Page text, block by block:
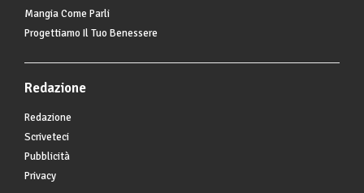
Mangia Come Parli
Progettiamo Il Tuo Benessere
Redazione
Redazione
Scriveteci
Pubblicità
Privacy